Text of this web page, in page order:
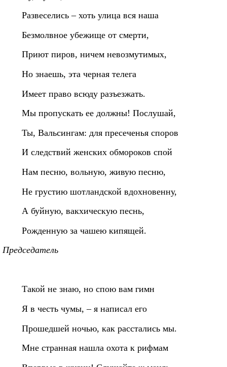
Развеселись – хоть улица вся наша
Безмолвное убежище от смерти,
Приют пиров, ничем невозмутимых,
Но знаешь, эта черная телега
Имеет право всюду разъезжать.
Мы пропускать ее должны! Послушай,
Ты, Вальсингам: для пресеченья споров
И следствий женских обмороков спой
Нам песню, вольную, живую песню,
Не грустию шотландской вдохновенну,
А буйную, вакхическую песнь,
Рожденную за чашею кипящей.
Председатель
Такой не знаю, но спою вам гимн
Я в честь чумы, – я написал его
Прошедшей ночью, как расстались мы.
Мне странная нашла охота к рифмам